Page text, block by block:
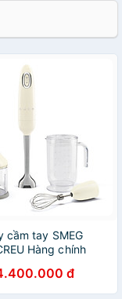
cầm tay SMEG
Hàng chính
đ